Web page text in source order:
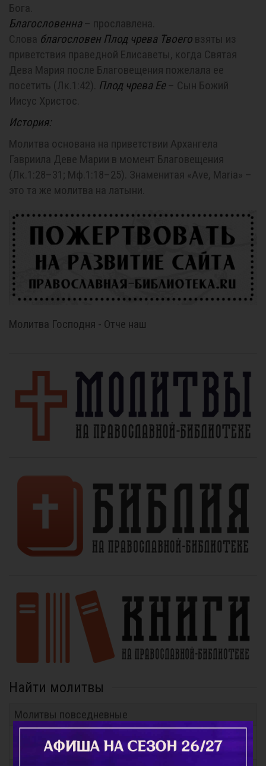
Бога.
Благословенна– прославлена.
Слова благословен Плод чрева Твоего взяты из
приветствия праведной Елисаветы, когда Святая
Дева Мария после Благовещения пожелала ее
посетить (Лк.1:42). Плод чрева Ее– Сын Божий
Иисус Христос.
История:
Молитва основана на приветствии Архангела
Гавриила Деве Марии в момент Благовещения
(Лк.1:28–31 ; Мф.1:18–25). Знаменитая «Ave, Maria» –
это та же молитва на латыни.
Молитва Господня - Отче наш
Найти молитвы
Молитвы повседневные
Молитвы для приготовления себя ко Святому
Причащению